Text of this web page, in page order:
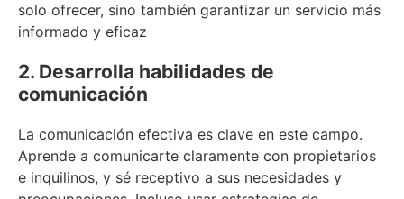
solo ofrecer, sino también garantizar un servicio más
informado y eficaz
2. Desarrolla habilidades de
comunicación
La comunicación efectiva es clave en este campo.
Aprende a comunicarte claramente con propietarios
e inquilinos, y sé receptivo a sus necesidades y